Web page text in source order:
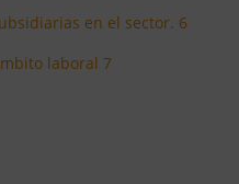
en el sector. 6
laboral 7